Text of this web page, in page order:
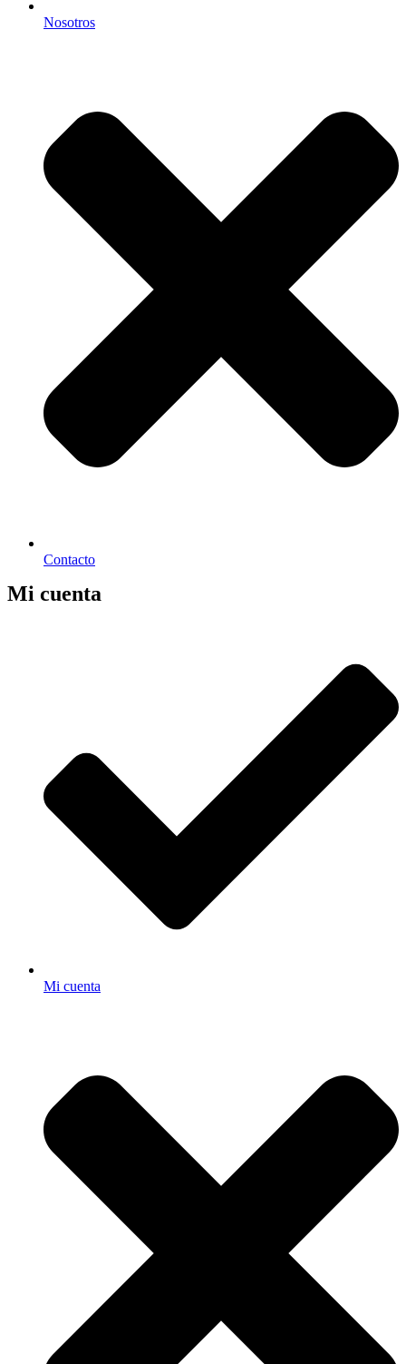
Nosotros
Contacto
Mi cuenta
Mi cuenta